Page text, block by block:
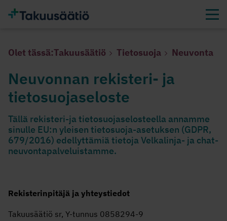
Olet tässä:Takuusäätiö Tietosuoja Neuvonta
Neuvonnan rekisteri- ja
tietosuojaseloste
Tällä rekisteri-ja tietosuojaselosteella annamme
sinulle EU:n yleisen tietosuoja-asetuksen (GDPR,
679/2016) edellyttämiä tietoja Velkalinja- ja chat-
neuvontapalveluistamme.
Rekisterinpitäjä ja yhteystiedot
Takuusäätiö sr, Y-tunnus 0858294-9